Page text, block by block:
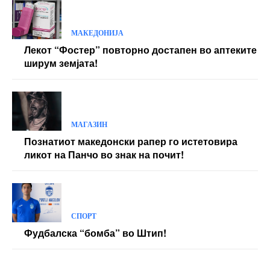
МАКЕДОНИЈА
Лекот “Фостер” повторно достапен во аптеките
ширум земјата!
МАГАЗИН
Познатиот македонски рапер го истетовира
ликот на Панчо во знак на почит!
СПОРТ
Фудбалска “бомба” во Штип!